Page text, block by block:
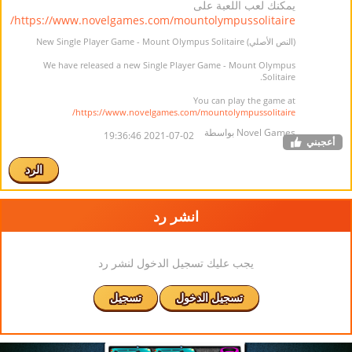
يمكنك لعب اللعبة على
https://www.novelgames.com/mountolympussolitaire/
(النص الأصلي) New Single Player Game - Mount Olympus Solitaire
We have released a new Single Player Game - Mount Olympus
Solitaire.
You can play the game at
https://www.novelgames.com/mountolympussolitaire/
Novel Games بواسطة 2021-07-02 19:36:46 أعجبني
الرد
انشر رد
يجب عليك تسجيل الدخول لنشر رد
تسجيل الدخول تسجيل